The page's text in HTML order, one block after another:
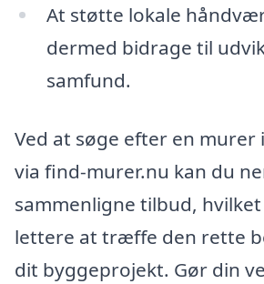
At støtte lokale
dermed bidrage til
samfund.
Ved at søge efter en murer
via find-murer.nu kan du
sammenligne tilbud,
lettere at træffe den rette
dit byggeprojekt. Gør din